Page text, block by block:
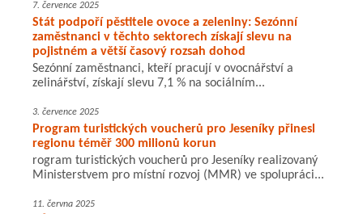
7. července 2025
Stát podpoří pěstitele ovoce a zeleniny: Sezónní
zaměstnanci v těchto sektorech získají slevu na
pojistném a větší časový rozsah dohod
Sezónní zaměstnanci, kteří pracují v ovocnářství a
zelinářství, získají slevu 7,1 % na sociálním...
3. července 2025
Program turistických voucherů pro Jeseníky přinesl
regionu téměř 300 milionů korun
rogram turistických voucherů pro Jeseníky realizovaný
Ministerstvem pro místní rozvoj (MMR) ve spolupráci...
11. června 2025